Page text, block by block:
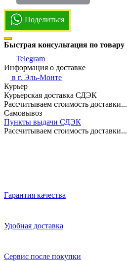
Поделиться
Быстрая консультация по товару
Telegram
Информация о доставке
в г. Эль-Монте
Курьер
Курьерская доставка СДЭК
Рассчитываем стоимость доставки...
Самовывоз
Пункты выдачи СДЭК
Рассчитываем стоимость доставки...
Гарантия качества
Удобная доставка
Сервис после покупки